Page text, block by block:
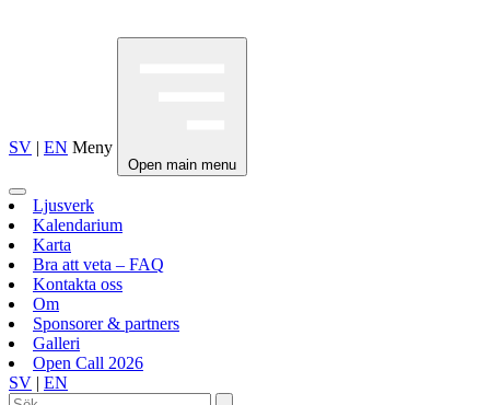
SV | EN Meny
Open main menu
Ljusverk
Kalendarium
Karta
Bra att veta – FAQ
Kontakta oss
Om
Sponsorer & partners
Galleri
Open Call 2026
SV | EN